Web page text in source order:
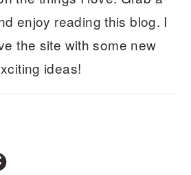
enjoy reading this blog. I
the site with some new
ideas!